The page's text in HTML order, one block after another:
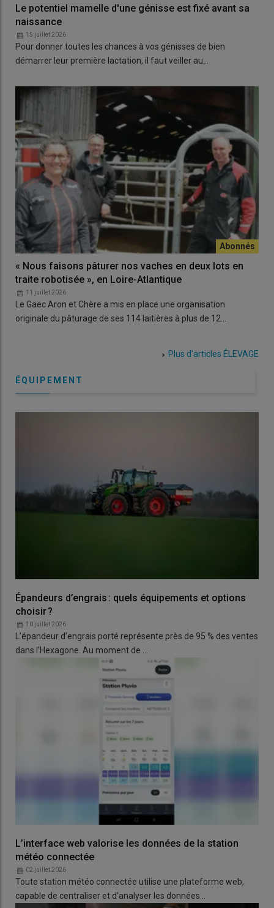
Le potentiel mamelle d'une génisse est fixé avant sa
naissance
15 juillet 2026
Pour donner toutes les chances à vos génisses de bien
démarrer leur première lactation, il faut veiller au…
« Nous faisons pâturer nos vaches en deux lots en
traite robotisée », en Loire-Atlantique
11 juillet 2026
Le Gaec Aron et Chère a mis en place une organisation
originale du pâturage de ses 114 laitières à plus de 12…
Plus d'articles ÉLEVAGE
ÉQUIPEMENT
Épandeurs d’engrais : quels équipements et options
choisir ?
10 juillet 2026
L’épandeur d’engrais porté représente près de 95 % des ventes
dans l’Hexagone. Au moment de …
L’interface web valorise les données de la station
météo connectée
02 juillet 2026
Toute station météo connectée utilise une plateforme web,
capable de centraliser et d’analyser les données…